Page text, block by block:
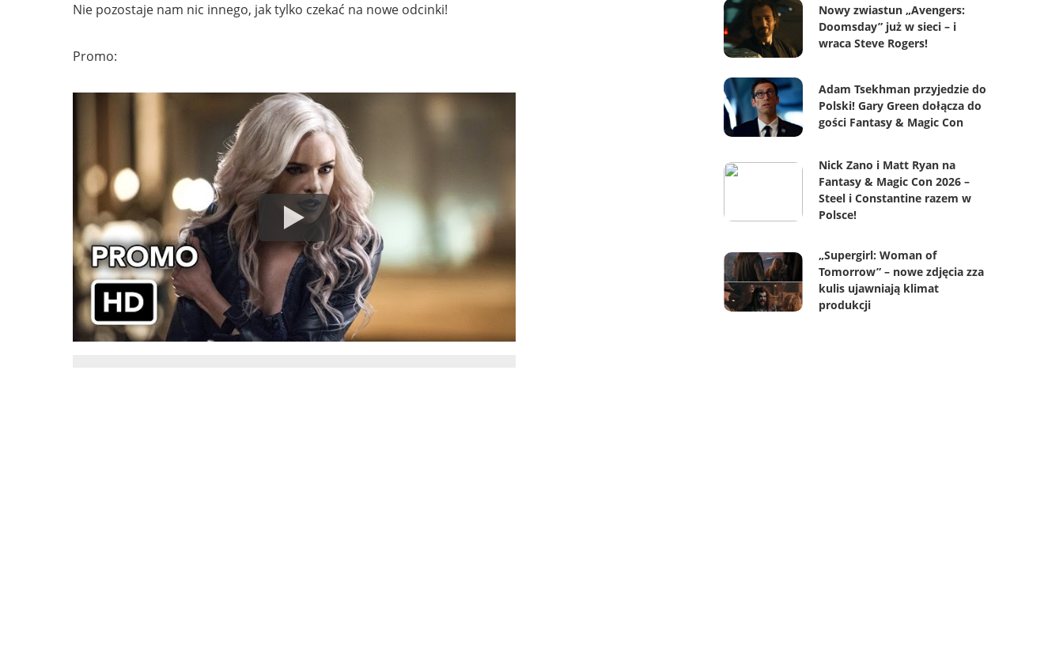
Nie pozostaje nam nic innego, jak tylko czekać na nowe odcinki!
Promo:
Nowy zwiastun „Avengers:
Doomsday” już w sieci – i
wraca Steve Rogers!
Adam Tsekhman przyjedzie do
Polski! Gary Green dołącza do
gości Fantasy & Magic Con
Nick Zano i Matt Ryan na
Fantasy & Magic Con 2026 –
Steel i Constantine razem w
Polsce!
„Supergirl: Woman of
Tomorrow” – nowe zdjęcia zza
kulis ujawniają klimat
produkcji